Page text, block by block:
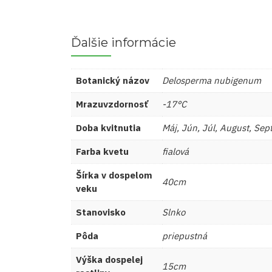
Ďalšie informácie
Botanický názov Delosperma nubigenum
Mrazuvzdornosť -17°C
Doba kvitnutia Máj, Jún, Júl, August,
Farba kvetu fialová
Šírka v dospelom
veku
40cm
Stanovisko Slnko
Pôda priepustná
Výška dospelej
15cm